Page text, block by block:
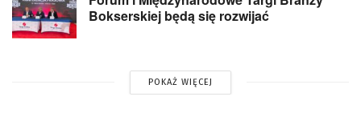
Bokserskiej będą się rozwijać
POKAŻ WIĘCEJ